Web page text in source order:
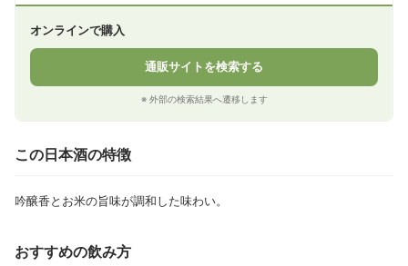
オンラインで購入
通販サイトを検索する
※ 外部の検索結果へ遷移します
この日本酒の特徴
吟醸香とお米の旨味が調和した味わい。
おすすめの飲み方